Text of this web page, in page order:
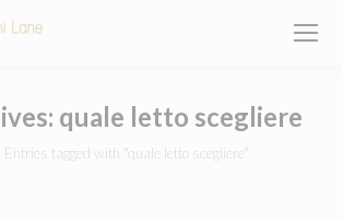
quale letto scegliere
here:
Entries tagged with "quale letto scegliere"